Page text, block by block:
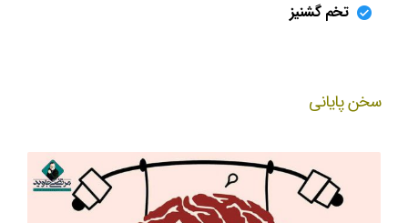
تخم گشنیز
سخن پایانی